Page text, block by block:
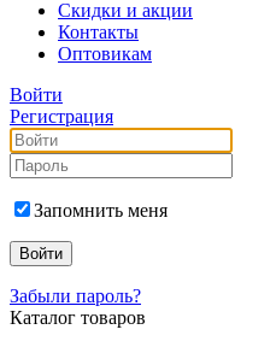
Скидки и акции
Контакты
Оптовикам
Войти
Регистрация
Запомнить меня
Забыли пароль?
Каталог товаров